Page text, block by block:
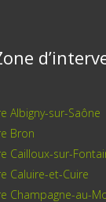
Albigny-sur-Saône
Bron
Cailloux-sur-
Caluire-et-Cuire
Champagne-au-